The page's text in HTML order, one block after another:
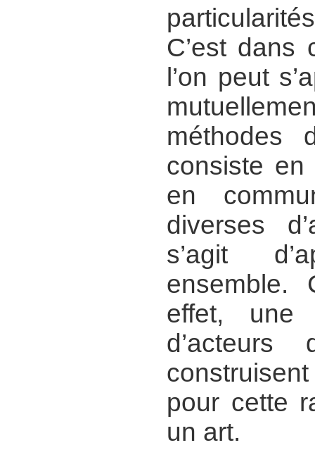
C’est dans
l’on peut
méthodes
consiste en
en
diverses
s’agit
effet, une
pour cette
un art.